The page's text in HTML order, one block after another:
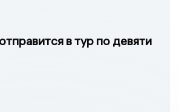
в тур по девяти